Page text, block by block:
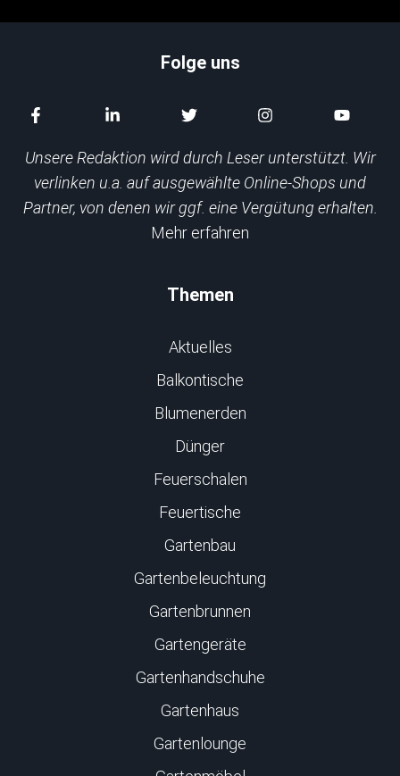
Folge uns
Unsere Redaktion wird durch Leser unterstützt. Wir
verlinken u.a. auf ausgewählte Online-Shops und
Partner, von denen wir ggf. eine Vergütung erhalten.
Mehr erfahren
Themen
Aktuelles
Balkontische
Blumenerden
Dünger
Feuerschalen
Feuertische
Gartenbau
Gartenbeleuchtung
Gartenbrunnen
Gartengeräte
Gartenhandschuhe
Gartenhaus
Gartenlounge